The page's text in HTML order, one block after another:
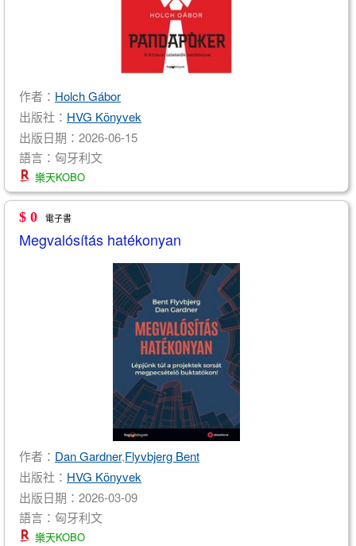
作者： Holch Gábor
出版社： HVG Könyvek
出版日期：2026-06-15
語言：匈牙利文
樂天KOBO
$ 0 電子書
Megvalósítás hatékonyan
作者： Dan Gardner,Flyvbjerg Bent
出版社： HVG Könyvek
出版日期：2026-03-09
語言：匈牙利文
樂天KOBO